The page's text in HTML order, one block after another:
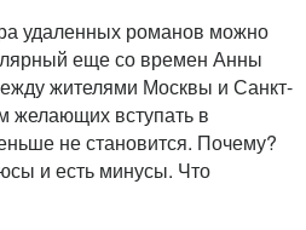
удаленных романов можно
еще со времен Анны
жителями Москвы и Санкт-
желающих вступать в
не становится. Почему?
и есть минусы. Что